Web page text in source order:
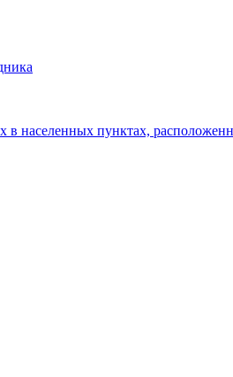
пунктах,